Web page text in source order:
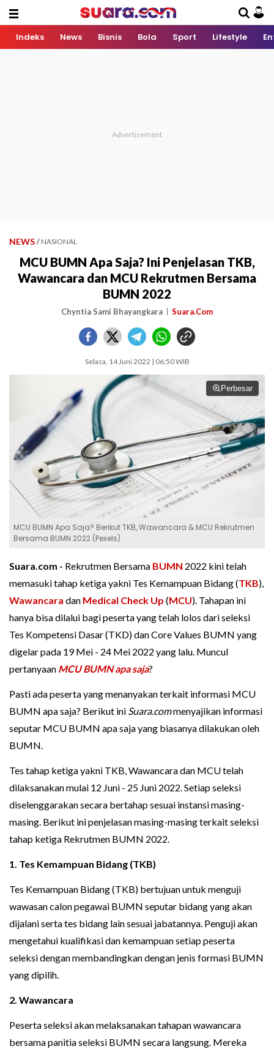
Indeks News Bisnis Bola Sport Lifestyle
NEWS / NASIONAL
MCU BUMN Apa Saja? Ini Penjelasan TKB,
Wawancara dan MCU Rekrutmen Bersama
BUMN 2022
Chyntia Sami Bhayangkara Suara.Com
Selasa, 14 Juni 2022 | 06:50 WIB
Perbesar
MCU BUMN Apa Saja? Berikut TKB, Wawancara & MCU Rekrutmen
Bersama BUMN 2022 (Pexels)
Suara.com - Rekrutmen Bersama BUMN 2022 kini telah
memasuki tahap ketiga yakni Tes Kemampuan Bidang (TKB),
Wawancara dan Medical Check Up (MCU). Tahapan ini
hanya bisa dilalui bagi peserta yang telah lolos dari seleksi
Tes Kompetensi Dasar (TKD) dan Core Values BUMN yang
digelar pada 19 Mei - 24 Mei 2022 yang lalu. Muncul
pertanyaan MCU BUMN apa saja?
Pasti ada peserta yang menanyakan terkait informasi MCU
BUMN apa saja? Berikut ini Suara.commenyajikan informasi
seputar MCU BUMN apa saja yang biasanya dilakukan oleh
BUMN.
Tes tahap ketiga yakni TKB, Wawancara dan MCU telah
dilaksanakan mulai 12 Juni - 25 Juni 2022. Setiap seleksi
diselenggarakan secara bertahap sesuai instansi masing-
masing. Berikut ini penjelasan masing-masing terkait seleksi
tahap ketiga Rekrutmen BUMN 2022.
1. Tes Kemampuan Bidang (TKB)
Tes Kemampuan Bidang (TKB) bertujuan untuk menguji
wawasan calon pegawai BUMN seputar bidang yang akan
dijalani serta tes bidang lain sesuai jabatannya. Penguji akan
mengetahui kualifikasi dan kemampuan setiap peserta
seleksi dengan membandingkan dengan jenis formasi BUMN
yang dipilih.
2. Wawancara
Peserta seleksi akan melaksanakan tahapan wawancara
bersama panitia seleksi BUMN secara langsung. Mereka